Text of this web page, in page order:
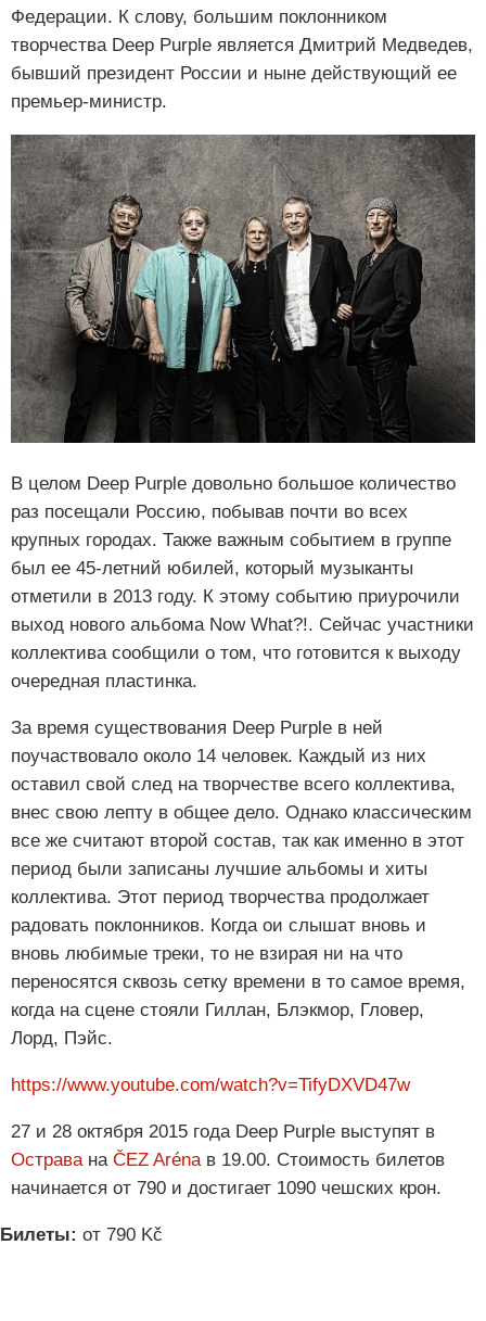
Федерации. К слову, большим поклонником
творчества Deep Purple является Дмитрий Медведев,
бывший президент России и ныне действующий ее
премьер-министр.
В целом Deep Purple довольно большое количество
раз посещали Россию, побывав почти во всех
крупных городах. Также важным событием в группе
был ее 45-летний юбилей, который музыканты
отметили в 2013 году. К этому событию приурочили
выход нового альбома Now What?!. Сейчас участники
коллектива сообщили о том, что готовится к выходу
очередная пластинка.
За время существования Deep Purple в ней
поучаствовало около 14 человек. Каждый из них
оставил свой след на творчестве всего коллектива,
внес свою лепту в общее дело. Однако классическим
все же считают второй состав, так как именно в этот
период были записаны лучшие альбомы и хиты
коллектива. Этот период творчества продолжает
радовать поклонников. Когда ои слышат вновь и
вновь любимые треки, то не взирая ни на что
переносятся сквозь сетку времени в то самое время,
когда на сцене стояли Гиллан, Блэкмор, Гловер,
Лорд, Пэйс.
https://www.youtube.com/watch?v=TifyDXVD47w
27 и 28 октября 2015 года Deep Purple выступят в
Острава на ČEZ Aréna в 19.00. Стоимость билетов
начинается от 790 и достигает 1090 чешских крон.
Билеты: от 790 Kč